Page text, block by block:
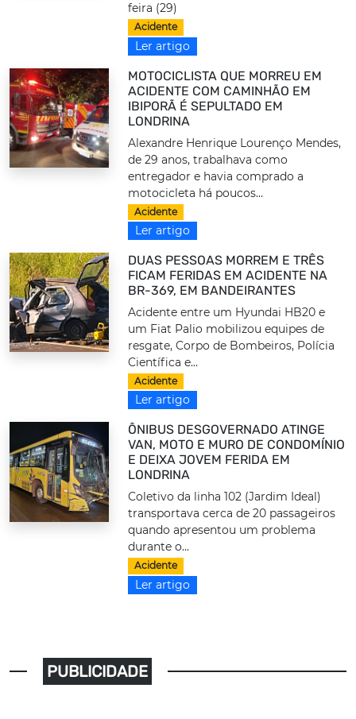
feira (29)
Acidente
Ler artigo
MOTOCICLISTA QUE MORREU EM
ACIDENTE COM CAMINHÃO EM
IBIPORÃ É SEPULTADO EM
LONDRINA
Alexandre Henrique Lourenço Mendes,
de 29 anos, trabalhava como
entregador e havia comprado a
motocicleta há poucos...
Acidente
Ler artigo
DUAS PESSOAS MORREM E TRÊS
FICAM FERIDAS EM ACIDENTE NA
BR-369, EM BANDEIRANTES
Acidente entre um Hyundai HB20 e
um Fiat Palio mobilizou equipes de
resgate, Corpo de Bombeiros, Polícia
Científica e...
Acidente
Ler artigo
ÔNIBUS DESGOVERNADO ATINGE
VAN, MOTO E MURO DE CONDOMÍNIO
E DEIXA JOVEM FERIDA EM
LONDRINA
Coletivo da linha 102 (Jardim Ideal)
transportava cerca de 20 passageiros
quando apresentou um problema
durante o...
Acidente
Ler artigo
PUBLICIDADE